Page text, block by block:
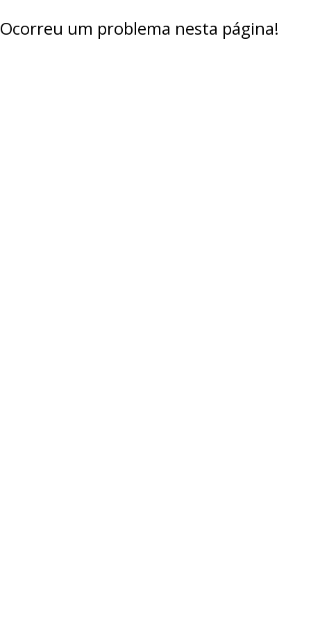
Ocorreu um problema nesta página!